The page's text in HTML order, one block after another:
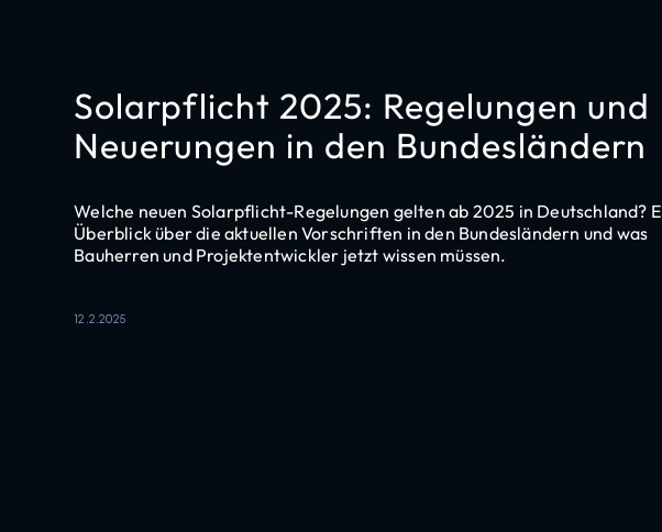
Solarpflicht 2025: Regelungen und
Neuerungen in den Bundesländern
Welche neuen Solarpflicht-Regelungen gelten ab 2025 in Deutschland?
Überblick über die aktuellen Vorschriften in den Bundesländern und was
Bauherren und Projektentwickler jetzt wissen müssen.
12.2.2025